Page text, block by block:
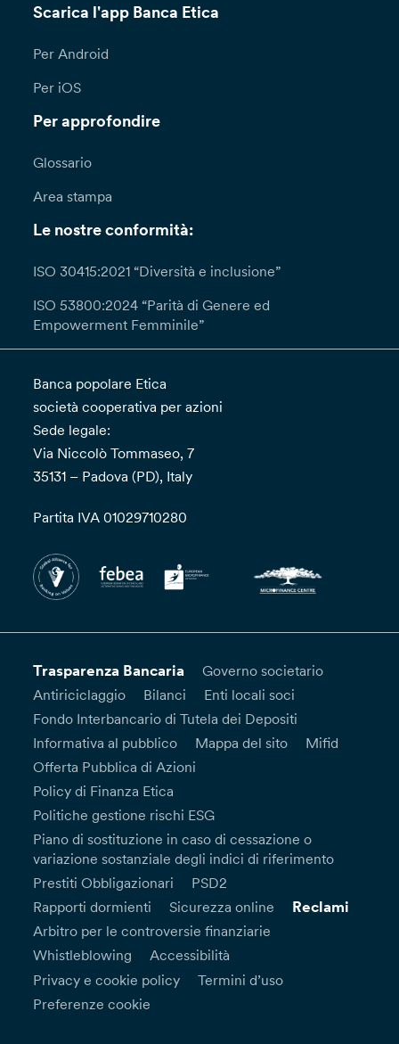
Scarica l'app Banca Etica
Per Android
Per iOS
Per approfondire
Glossario
Area stampa
Le nostre conformità:
ISO 30415:2021 “Diversità e inclusione”
ISO 53800:2024 “Parità di Genere ed
Empowerment Femminile”
Banca popolare Etica
società cooperativa per azioni
Sede legale:
Via Niccolò Tommaseo, 7
35131 – Padova (PD), Italy
Partita IVA 01029710280
Trasparenza Bancaria
Governo societario
Antiriciclaggio
Bilanci
Enti locali soci
Fondo Interbancario di Tutela dei Depositi
Informativa al pubblico
Mappa del sito
Mifid
Offerta Pubblica di Azioni
Policy di Finanza Etica
Politiche gestione rischi ESG
Piano di sostituzione in caso di cessazione o
variazione sostanziale degli indici di riferimento
Prestiti Obbligazionari
PSD2
Rapporti dormienti
Sicurezza online Reclami
Arbitro per le controversie finanziarie
Whistleblowing
Accessibilità
Privacy e cookie policy
Termini d’uso
Preferenze cookie